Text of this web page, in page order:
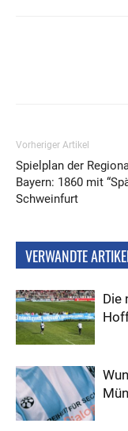
Vorheriger Artikel
Spielplan der
Bayern: 1860 mit
Schweinfurt
VERWANDTE
Die